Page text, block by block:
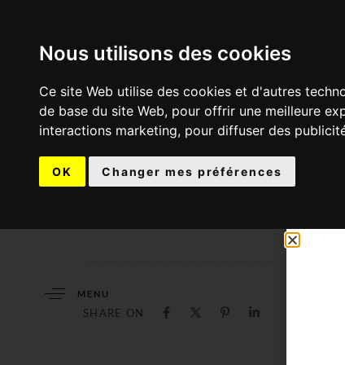
Nous utilisons des cookies
Ce site Web utilise des cookies et d'autres
de base du site Web, pour offrir une meilleure
interactions marketing, pour diffuser des
OK Changer mes préférences
MENU
SHARE ON